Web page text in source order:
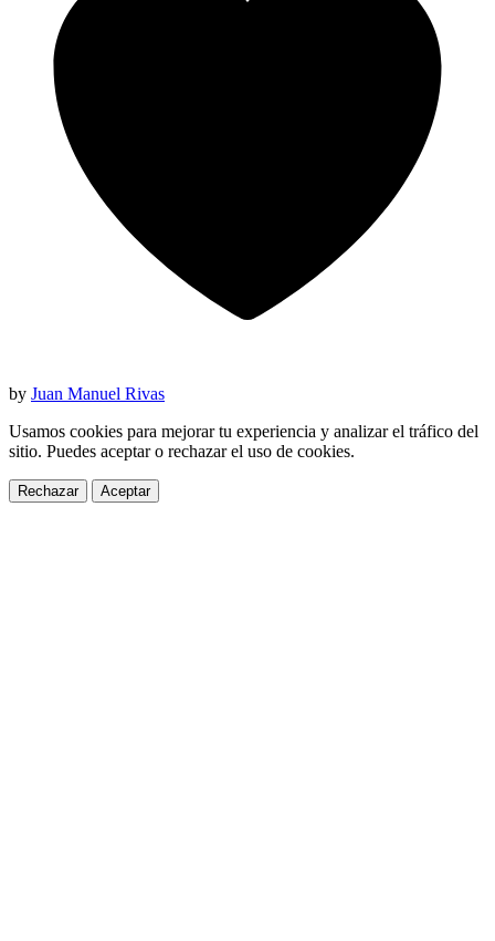
by Juan Manuel Rivas
Usamos cookies para mejorar tu experiencia y analizar el tráfico del
sitio. Puedes aceptar o rechazar el uso de cookies.
Rechazar Aceptar